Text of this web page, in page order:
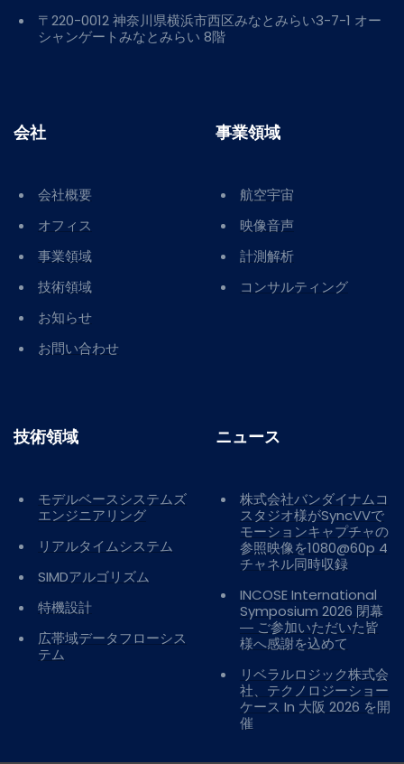
〒220-0012 神奈川県横浜市西区みなとみらい3-7-1 オー
シャンゲートみなとみらい 8階
会社
会社概要
オフィス
事業領域
技術領域
お知らせ
お問い合わせ
事業領域
航空宇宙
映像音声
計測解析
コンサルティング
技術領域
モデルベースシステムズ
エンジニアリング
リアルタイムシステム
SIMDアルゴリズム
特機設計
広帯域データフローシス
テム
ニュース
株式会社バンダイナムコ
スタジオ様がSyncVVで
モーションキャプチャの
参照映像を1080@60p 4
チャネル同時収録
INCOSE International
Symposium 2026 閉幕
― ご参加いただいた皆
様へ感謝を込めて
リベラルロジック株式会
社、テクノロジーショー
ケース In 大阪 2026 を開
催